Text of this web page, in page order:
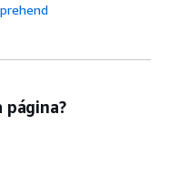
página?